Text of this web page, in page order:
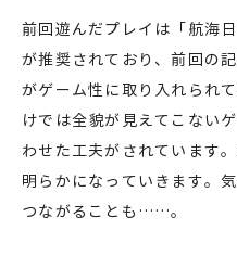
前回遊んだプレイは「航海
が推奨されており、前回の
がゲーム性に取り入れられ
けでは全貌が見えてこない
わせた工夫がされています
明らかになっていきます。
つながることも……。